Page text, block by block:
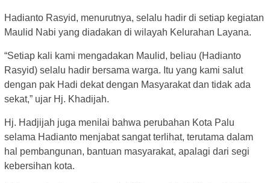
Hadianto Rasyid, menurutnya, selalu hadir di setiap kegiatan
Maulid Nabi yang diadakan di wilayah Kelurahan Layana.
“Setiap kali kami mengadakan Maulid, beliau (Hadianto
Rasyid) selalu hadir bersama warga. Itu yang kami salut
dengan pak Hadi dekat dengan Masyarakat dan tidak ada
sekat,” ujar Hj. Khadijah.
Hj. Hadjijah juga menilai bahwa perubahan Kota Palu
selama Hadianto menjabat sangat terlihat, terutama dalam
hal pembangunan, bantuan masyarakat, apalagi dari segi
kebersihan kota.